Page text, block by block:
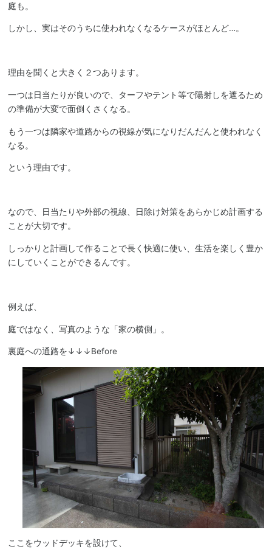
庭も。
しかし、実はそのうちに使われなくなるケースがほとんど…。
理由を聞くと大きく２つあります。
一つは日当たりが良いので、ターフやテント等で陽射しを遮るため
の準備が大変で面倒くさくなる。
もう一つは隣家や道路からの視線が気になりだんだんと使われなく
なる。
という理由です。
なので、日当たりや外部の視線、日除け対策をあらかじめ計画する
ことが大切です。
しっかりと計画して作ることで長く快適に使い、生活を楽しく豊か
にしていくことができるんです。
例えば、
庭ではなく、写真のような「家の横側」。
裏庭への通路を↓↓↓Before
ここをウッドデッキを設けて、